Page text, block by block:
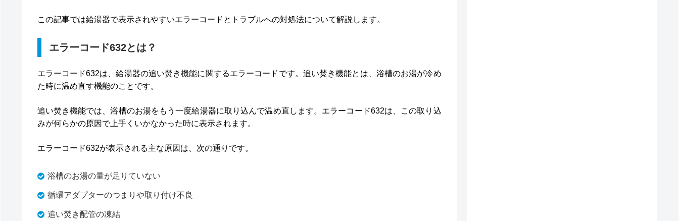
この記事では給湯器で表示されやすいエラーコードとトラブルへの対処法について解説します。
エラーコード632とは？
エラーコード632は、給湯器の追い焚き機能に関するエラーコードです。追い焚き機能とは、浴槽のお湯が冷め
た時に温め直す機能のことです。
追い焚き機能では、浴槽のお湯をもう一度給湯器に取り込んで温め直します。エラーコード632は、この取り込
みが何らかの原因で上手くいかなかった時に表示されます。
エラーコード632が表示される主な原因は、次の通りです。
浴槽のお湯の量が足りていない
循環アダプターのつまりや取り付け不良
追い焚き配管の凍結